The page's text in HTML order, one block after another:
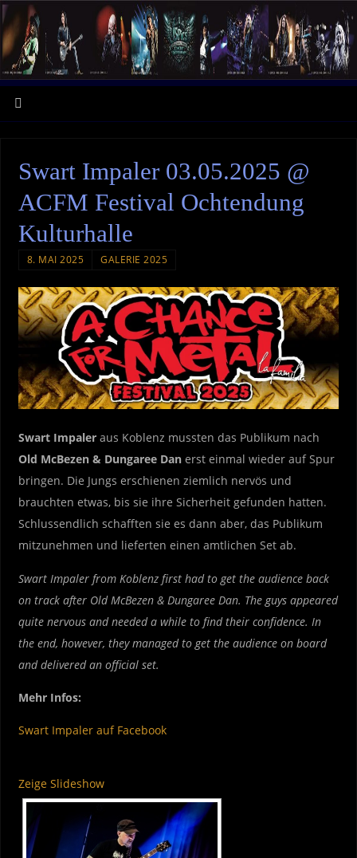
Swart Impaler 03.05.2025 @
ACFM Festival Ochtendung
Kulturhalle
8. MAI 2025 GALERIE 2025
Swart Impaleraus Koblenz mussten das Publikum nach
Old McBezen & Dungaree Danerst einmal wieder auf Spur
bringen. Die Jungs erschienen ziemlich nervös und
brauchten etwas, bis sie ihre Sicherheit gefunden hatten.
Schlussendlich schafften sie es dann aber, das Publikum
mitzunehmen und lieferten einen amtlichen Set ab.
Swart Impaler from Koblenz first had to get the audience back
on track after Old McBezen & Dungaree Dan. The guys appeared
quite nervous and needed a while to find their confidence. In
the end, however, they managed to get the audience on board
and delivered an official set.
Mehr Infos:
Swart Impaler auf Facebook
Zeige Slideshow